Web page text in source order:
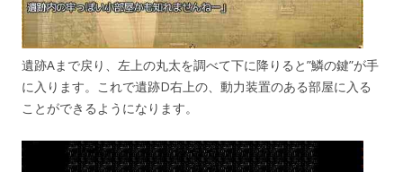
遺跡Aまで戻り、左上の丸太を調べて下に降りると”鱗の鍵”が手
に入ります。これで遺跡D右上の、動力装置のある部屋に入る
ことができるようになります。